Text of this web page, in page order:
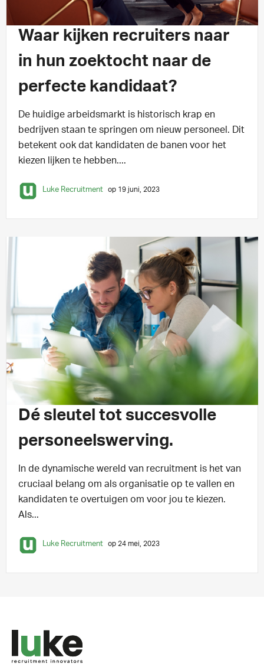
2 min leestijd
Waar kijken recruiters naar
in hun zoektocht naar de
perfecte kandidaat?
De huidige arbeidsmarkt is historisch krap en
bedrijven staan te springen om nieuw personeel. Dit
betekent ook dat kandidaten de banen voor het
kiezen lijken te hebben....
Luke Recruitment op 19 juni, 2023
INSPIRATIE 2 min leestijd
Dé sleutel tot succesvolle
personeelswerving.
In de dynamische wereld van recruitment is het van
cruciaal belang om als organisatie op te vallen en
kandidaten te overtuigen om voor jou te kiezen.
Als...
Luke Recruitment op 24 mei, 2023